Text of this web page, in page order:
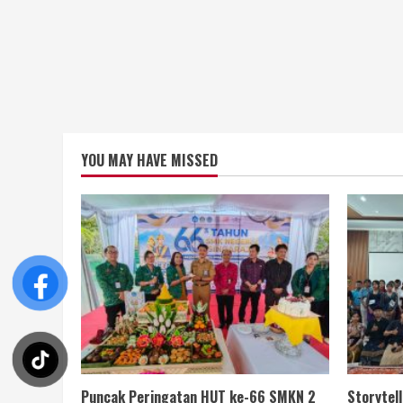
YOU MAY HAVE MISSED
Puncak Peringatan HUT ke-66 SMKN 2